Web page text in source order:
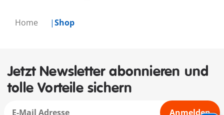
Home Shop
Jetzt Newsletter abonnieren und
tolle Vorteile sichern
Anmelden